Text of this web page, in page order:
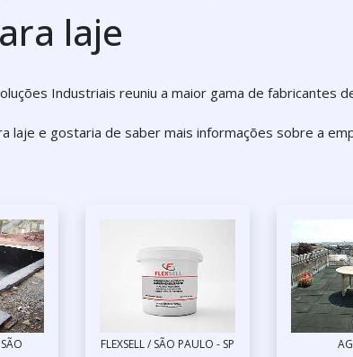
laje
Industriais reuniu a maior gama de fabricantes
laje e gostaria de saber mais informações sobre a
FLEXSELL / SÃO PAULO - SP